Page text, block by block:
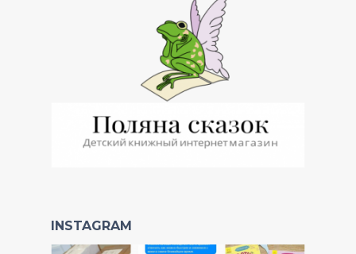
INSTAGRAM